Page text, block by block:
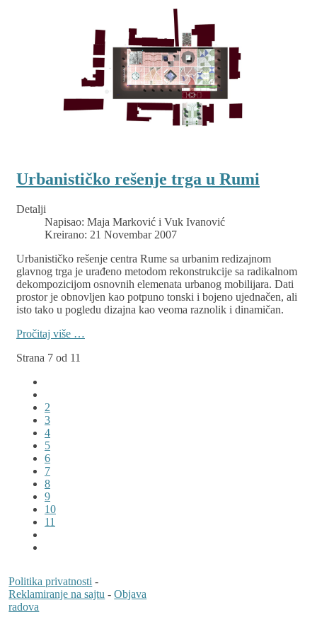
Urbanističko rešenje trga u Rumi
Detalji
Napisao: Maja Marković i Vuk Ivanović
Kreirano: 21 Novembar 2007
Urbanističko rešenje centra Rume sa urbanim redizajnom
glavnog trga je urađeno metodom rekonstrukcije sa radikalnom
dekompozicijom osnovnih elemenata urbanog mobilijara. Dati
prostor je obnovljen kao potpuno tonski i bojeno ujednačen, ali
isto tako u pogledu dizajna kao veoma raznolik i dinamičan.
Pročitaj više …
Strana 7 od 11
2
3
4
5
6
7
8
9
10
11
Politika privatnosti -
Reklamiranje na sajtu -Objava
radova